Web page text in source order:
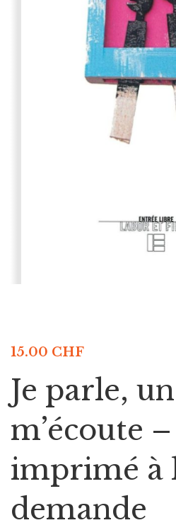
15.00 CHF
Je parle,
m’écoute
imprimé à
demande